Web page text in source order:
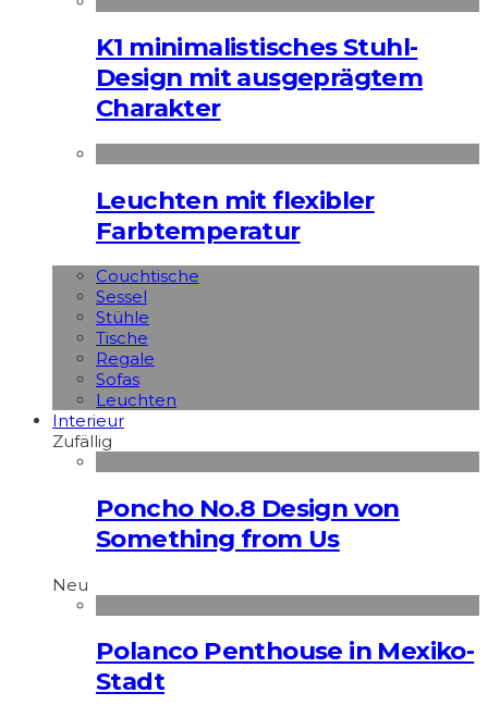
K1 minimalistisches Stuhl-
Design mit ausgeprägtem
Charakter
Leuchten mit flexibler
Farbtemperatur
Couchtische
Sessel
Stühle
Tische
Regale
Sofas
Leuchten
Interieur
Zufällig
Poncho No.8 Design von
Something from Us
Neu
Polanco Penthouse in Mexiko-
Stadt